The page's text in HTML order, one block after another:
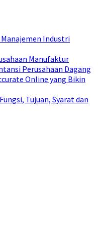
Industri
Manufaktur
Perusahaan Dagang
Online yang Bikin
Tujuan, Syarat dan